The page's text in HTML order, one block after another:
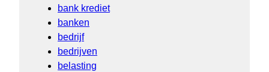
bank krediet
banken
bedrijf
bedrijven
belasting